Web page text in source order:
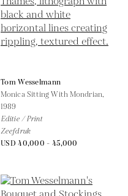
Tom Wesselmann
Monica Sitting With Mondrian,
1989
Editie / Print
Zeefdruk
USD 40,000 - 45,000